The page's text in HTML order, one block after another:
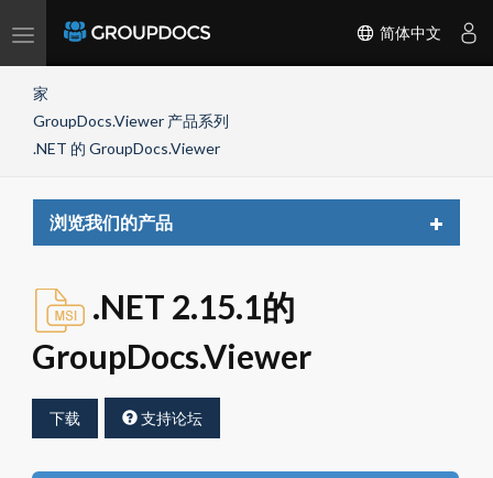
Toggle
简体中文
家
GroupDocs.Viewer 产品系列
.NET 的 GroupDocs.Viewer
浏览我们的产品
Toggle
.NET 2.15.1的
GroupDocs.Viewer
下载 支持论坛